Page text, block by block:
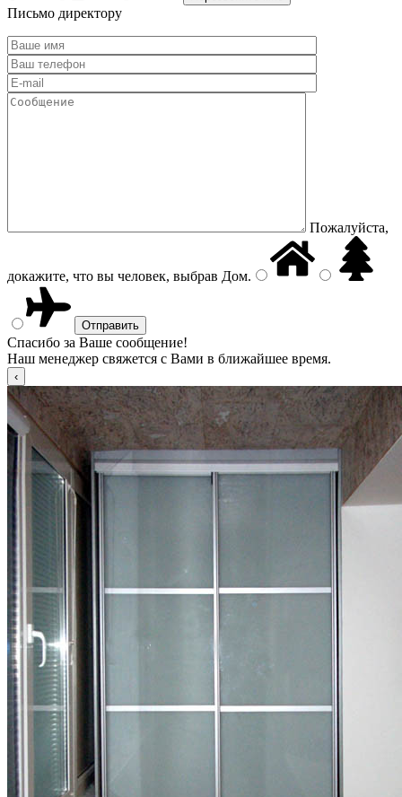
Письмо директору
Пожалуйста,
докажите, что вы человек, выбрав Дом.
Спасибо за Ваше сообщение!
Наш менеджер свяжется с Вами в ближайшее время.